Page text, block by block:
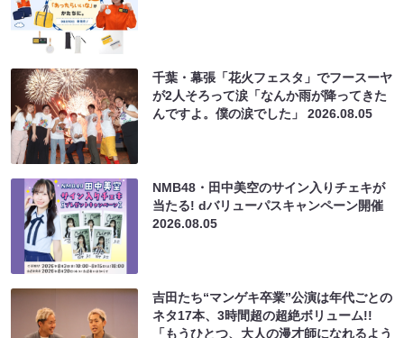
千葉・幕張「花火フェスタ」でフースーヤ
が2人そろって涙「なんか雨が降ってきた
んですよ。僕の涙でした」2026.08.05
NMB48・田中美空のサイン入りチェキが
当たる! dバリューパスキャンペーン開催
2026.08.05
吉田たち“マンゲキ卒業”公演は年代ごとの
ネタ17本、3時間超の超絶ボリューム!!
「もうひとつ、大人の漫才師になれるよう